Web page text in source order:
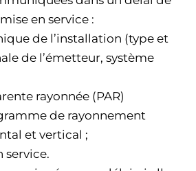
en service :
de l’installation (type et
de l’émetteur, système
rayonnée (PAR)
de rayonnement
et vertical ;
service.